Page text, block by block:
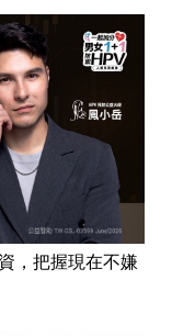
，把握現在不嫌